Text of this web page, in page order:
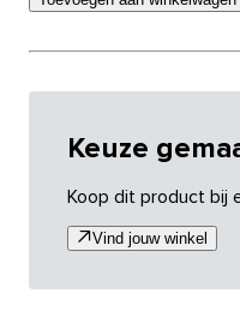
Keuze
Koop dit product bij
Vind jouw winkel